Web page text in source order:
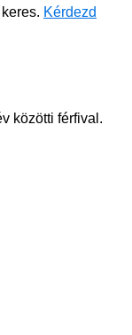
Kérdezd
közötti férfival.